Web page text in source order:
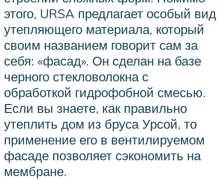
этого, URSA предлагает особый вид
утепляющего материала, который
своим названием говорит сам за
себя: «фасад». Он сделан на базе
черного стекловолокна с
обработкой гидрофобной смесью.
Если вы знаете, как правильно
утеплить дом из бруса Урсой, то
применение его в вентилируемом
фасаде позволяет сэкономить на
мембране.